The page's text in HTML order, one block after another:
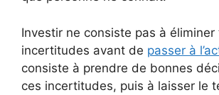
Investir ne consiste pas à éliminer
incertitudes avant de passer à
consiste à prendre de bonnes
ces incertitudes, puis à laisser le